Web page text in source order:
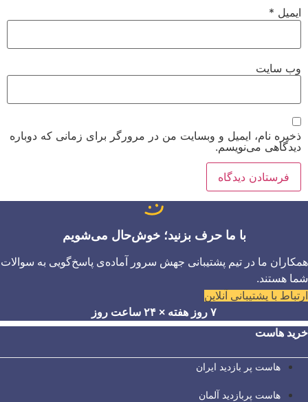
ایمیل *
وب‌ سایت
ذخیره نام، ایمیل و وبسایت من در مرورگر برای زمانی که دوباره
دیدگاهی می‌نویسم.
با ما حرف بزنید؛ خوش‌حال می‌شویم
همکاران ما در تیم پشتیبانی جهش سرور آماده‌ی پاسخ‌گویی به سوالات
شما هستند.
ارتباط با پشتیبانی آنلاین
۷ روز هفته × ۲۴ ساعت روز
خرید هاست
هاست پر بازدید ایران
هاست پربازدید آلمان